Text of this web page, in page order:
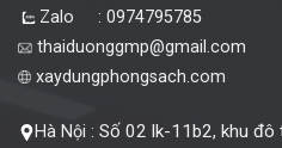
Zalo : 0974795785
thaiduonggmp@gmail.com
xaydungphongsach.com
Hà Nội : Số 02 lk-11b2, khu